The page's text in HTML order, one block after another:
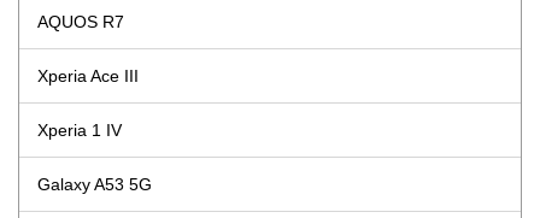
AQUOS R7
Xperia Ace III
Xperia 1 IV
Galaxy A53 5G